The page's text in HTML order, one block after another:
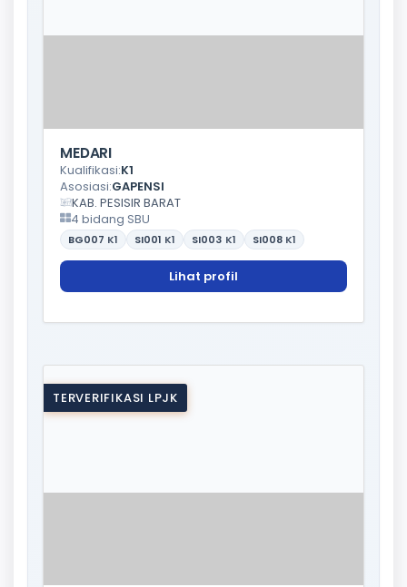
MEDARI
Kualifikasi:K1
Asosiasi:GAPENSI
KAB. PESISIR BARAT
4 bidang SBU
BG007 K1 SI001 K1 SI003 K1 SI008 K1
Lihat profil
TERVERIFIKASI LPJK